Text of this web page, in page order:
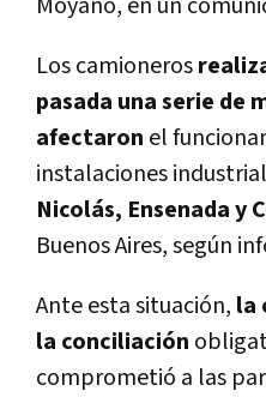
Moyano, en un
Los camioneros
pasada una serie de
afectaron el
instalaciones
Nicolás, Ensenada y
Buenos Aires, según
Ante esta situación, la
la conciliación
comprometió a las